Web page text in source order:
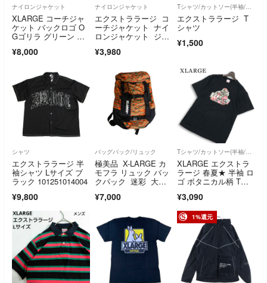
ナイロンジャケット
XLARGE コーチジャ
ケット バックロゴ O
Gゴリラ グリーン S
¥8,000
ナイロンジャケット
エクストララージ コ
ーチジャケット ナイ
ロンジャケット ジャ
¥3,980
Tシャツ/カットソー(半袖/袖なし)
エクストララージ T
シャツ
¥1,500
シャツ
エクストララージ 半
袖シャツ Lサイズ ブ
ラック 101251014004
¥9,800
バッグパック/リュック
極美品 X-LARGE カ
モフラ リュック バッ
クパック 迷彩 大容
¥7,000
Tシャツ/カットソー(半袖/袖なし)
XLARGE エクストラ
ラージ 春夏★ 半袖 ロ
ゴ ボタニカル柄 Tシ
L メンズ 黒
¥3,090
1%還元